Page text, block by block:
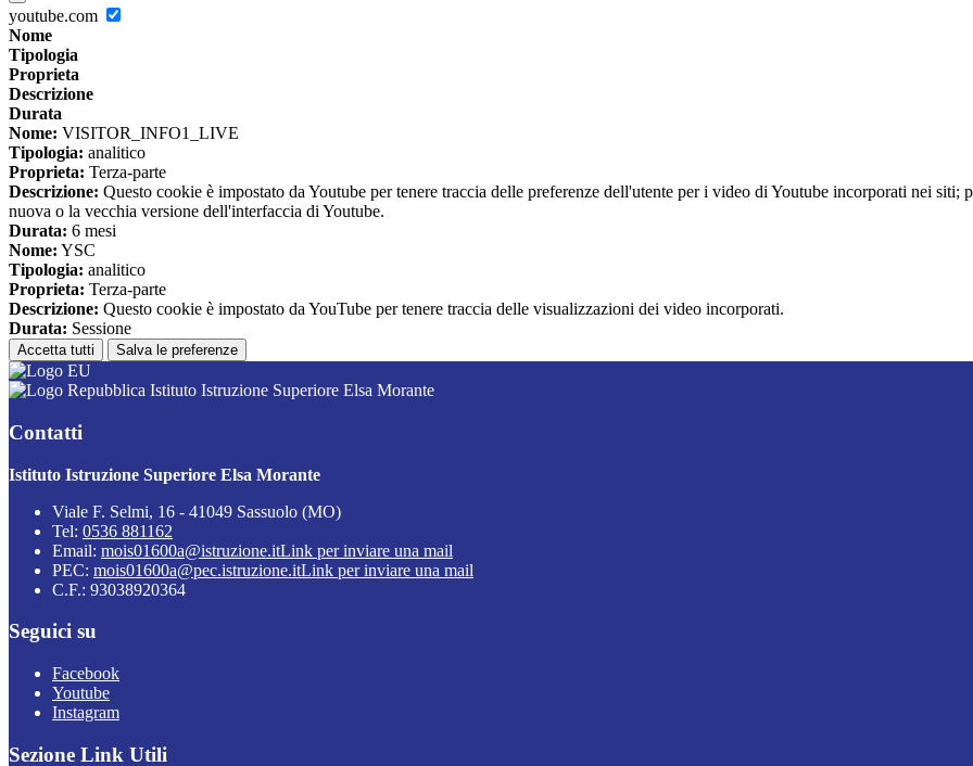
youtube.com
Nome
Tipologia
Proprieta
Descrizione
Durata
Nome: VISITOR_INFO1_LIVE
Tipologia: analitico
Proprieta: Terza-parte
Descrizione: Questo cookie è impostato da Youtube per tenere traccia delle preferenze dell'utente per i video di Youtube incorporati nei
nuova o la vecchia versione dell'interfaccia di Youtube.
Durata: 6 mesi
Nome: YSC
Tipologia: analitico
Proprieta: Terza-parte
Descrizione: Questo cookie è impostato da YouTube per tenere traccia delle visualizzazioni dei video incorporati.
Durata: Sessione
Accetta tutti Salva le preferenze
Istituto Istruzione Superiore Elsa Morante
Contatti
Istituto Istruzione Superiore Elsa Morante
Viale F. Selmi, 16 - 41049 Sassuolo (MO)
Tel: 0536 881162
Email: mois01600a@istruzione.itLink per inviare una mail
PEC: mois01600a@pec.istruzione.itLink per inviare una mail
C.F.: 93038920364
Seguici su
Facebook
Youtube
Instagram
Sezione Link Utili